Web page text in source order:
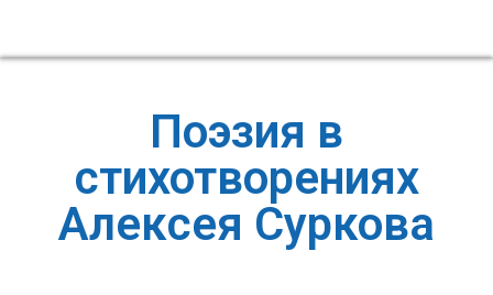
Поэзия в
стихотворениях
Алексея Суркова